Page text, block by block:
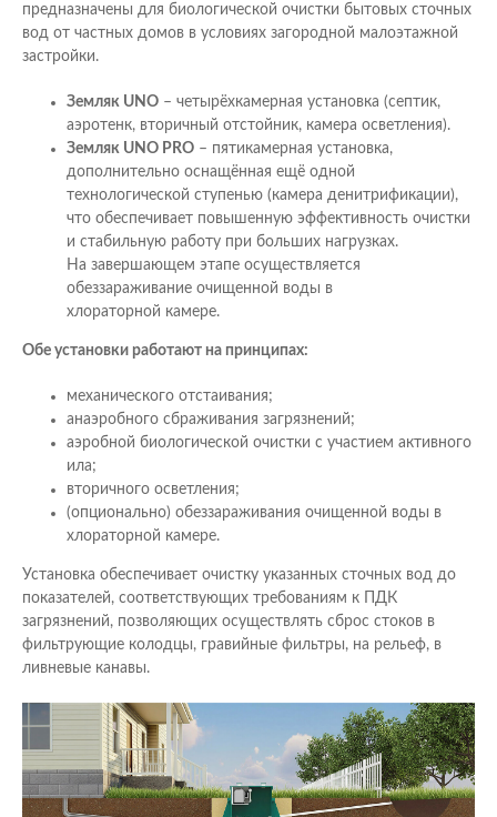
предназначены для биологической очистки бытовых сточных
вод от частных домов в условиях загородной малоэтажной
застройки.
Земляк UNO – четырёхкамерная установка (септик,
аэротенк, вторичный отстойник, камера осветления).
Земляк UNO PRO – пятикамерная установка,
дополнительно оснащённая ещё одной
технологической ступенью (камера денитрификации),
что обеспечивает повышенную эффективность очистки
и стабильную работу при больших нагрузках.
На завершающем этапе осуществляется
обеззараживание очищенной воды в
хлораторной камере.
Обе установки работают на принципах:
механического отстаивания;
анаэробного сбраживания загрязнений;
аэробной биологической очистки с участием активного
ила;
вторичного осветления;
(опционально) обеззараживания очищенной воды в
хлораторной камере.
Установка обеспечивает очистку указанных сточных вод до
показателей, соответствующих требованиям к ПДК
загрязнений, позволяющих осуществлять сброс стоков в
фильтрующие колодцы, гравийные фильтры, на рельеф, в
ливневые канавы.